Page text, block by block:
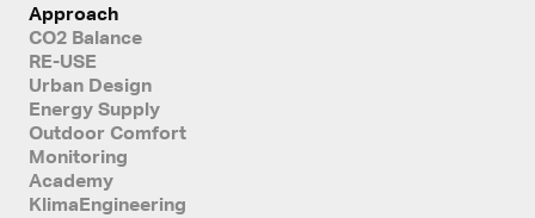
Approach
CO2 Balance
RE-USE
Urban Design
Energy Supply
Outdoor Comfort
Monitoring
Academy
KlimaEngineering